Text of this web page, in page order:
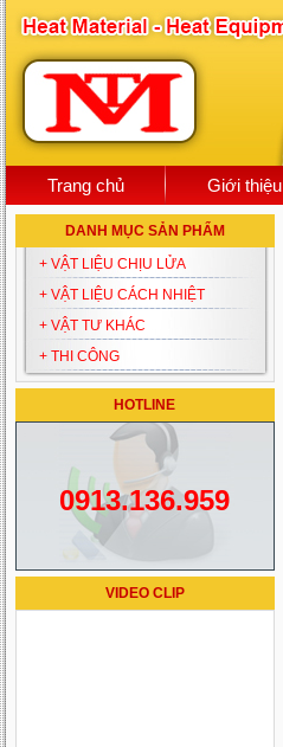
Trang chủ Giới thiệu
DANH MỤC SẢN PHẨM
+ VẬT LIỆU CHỊU LỬA
+ VẬT LIỆU CÁCH NHIỆT
+ VẬT TƯ KHÁC
+ THI CÔNG
HOTLINE
0913.136.959
VIDEO CLIP